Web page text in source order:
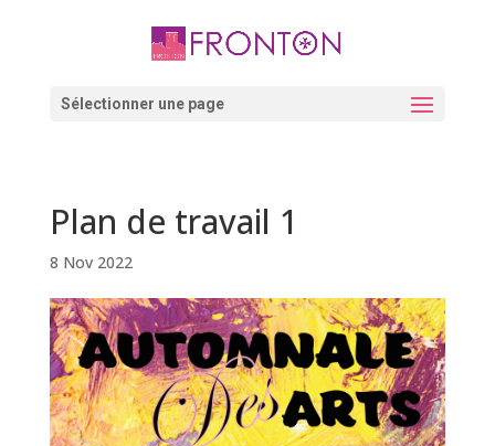
Sélectionner une page
Plan de travail 1
8 Nov 2022